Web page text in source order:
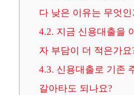
다 낮은 이유는 무엇인
4.2. 지금 신용대출을
자 부담이 더 적은가요
4.3. 신용대출로 기존
갈아타도 되나요?